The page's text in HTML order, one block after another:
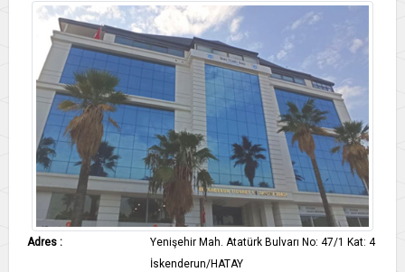
Adres :
Yenişehir Mah. Atatürk Bulvarı No: 47/1 Kat: 4
İskenderun​/HATAY